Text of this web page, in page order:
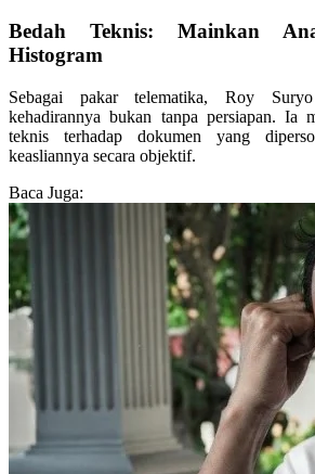
Bedah Teknis: Mainkan
Histogram
Sebagai pakar telematika, Roy
kehadirannya bukan tanpa persiapan. Ia
teknis terhadap dokumen yang
keasliannya secara objektif.
Baca Juga: